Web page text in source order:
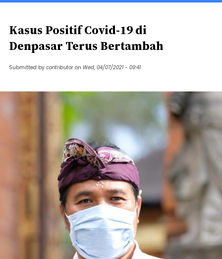
Kasus Positif Covid-19 di
Denpasar Terus Bertambah
Submitted by contributor on Wed, 04/07/2021 - 09:41